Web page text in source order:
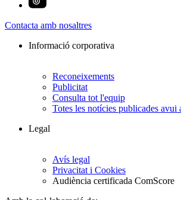
Contacta amb nosaltres
Informació corporativa
Reconeixements
Publicitat
Consulta tot l'equip
Totes les notícies publicades avui
Legal
Avís legal
Privacitat i Cookies
Audiència certificada ComScore